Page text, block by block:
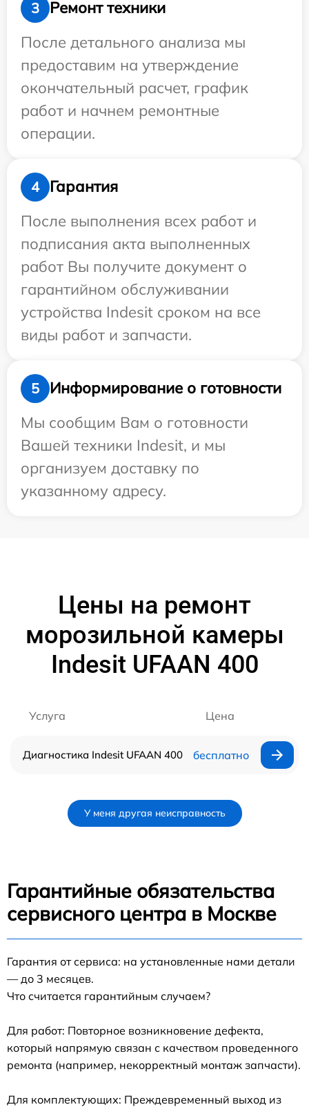
3
Ремонт техники
После детального анализа мы
предоставим на утверждение
окончательный расчет, график
работ и начнем ремонтные
операции.
4
Гарантия
После выполнения всех работ и
подписания акта выполненных
работ Вы получите документ о
гарантийном обслуживании
устройства Indesit сроком на все
виды работ и запчасти.
5
Информирование о готовности
Мы сообщим Вам о готовности
Вашей техники Indesit, и мы
организуем доставку по
указанному адресу.
Цены на ремонт
морозильной камеры
Indesit UFAAN 400
Услуга Цена
Диагностика Indesit UFAAN 400 бесплатно
У меня другая неисправность
Гарантийные обязательства
сервисного центра в Москве
Гарантия от сервиса: на установленные нами детали
— до 3 месяцев.
Что считается гарантийным случаем?
Для работ: Повторное возникновение дефекта,
который напрямую связан с качеством проведенного
ремонта (например, некорректный монтаж запчасти).
Для комплектующих: Преждевременный выход из